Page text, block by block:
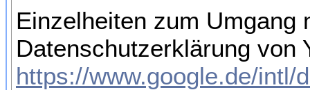
Einzelheiten zum Umgang
Datenschutzerklärung von
https://www.google.de/intl/